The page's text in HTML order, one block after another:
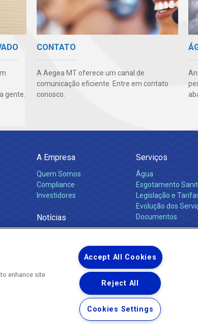
gente.
CONTATO
A Aegea MT oferece um canal de
comunicação eficiente. Entre em contato
conosco.
A Empresa
Quem Somos
Compliance
Investidores
Notícias
Serviços
Água
Esgotamento
Legislação e
Evolução dos
Documentos
® 2026 - Todos os Direitos Reservados.
enhance site
Accept All Cookies
Reject All
Cookies Settings